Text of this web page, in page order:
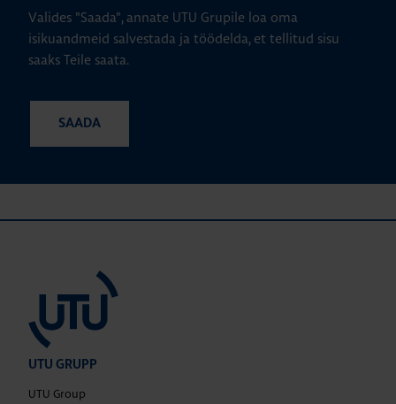
Valides "Saada", annate UTU Grupile loa oma
isikuandmeid salvestada ja töödelda, et tellitud sisu
saaks Teile saata.
UTU GRUPP
UTU Group